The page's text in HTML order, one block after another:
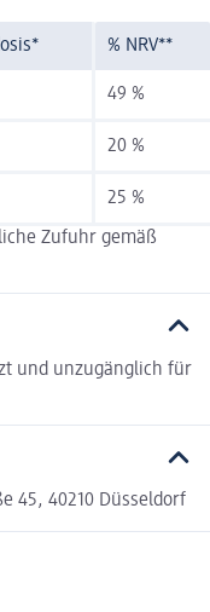
% NRV**
49 %
20 %
25 %
Zufuhr gemäß
und unzugänglich für
45, 40210 Düsseldorf